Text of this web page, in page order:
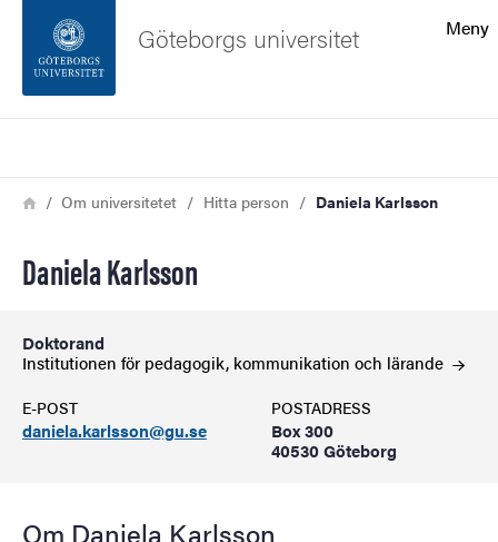
Sidfoten
Meny
Göteborgs universitet
Länkstig
HemOm universitetet Hitta person Daniela Karlsson
Daniela Karlsson
Doktorand
Institutionen för pedagogik, kommunikation och lärande
E-POST
daniela.karlsson@gu.se
POSTADRESS
Box 300
40530 Göteborg
Om Daniela Karlsson